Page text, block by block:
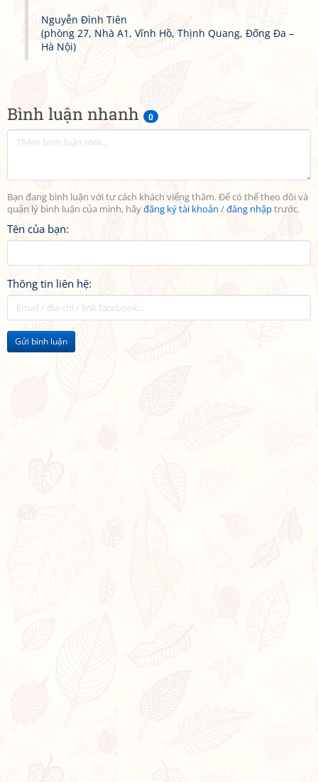
Bình luận nhanh 0
Bạn đang bình luận với tư cách khách viếng thăm. Để có thể theo dõi và
quản lý bình luận của mình, hãyđăng ký tài khoản /đăng nhậptrước.
Tên của bạn:
Thông tin liên hệ:
Gửi bình luận
Nguyễn Đình Tiên
(phòng 27, Nhà A1, Vĩnh Hồ, Thịnh Quang, Đống Đa –
Hà Nội)